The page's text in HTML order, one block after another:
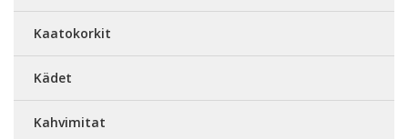
Kaatokorkit
Kädet
Kahvimitat